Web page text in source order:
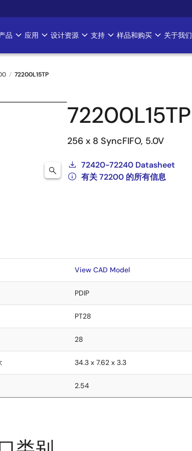
品 应用 设计资源 支持 样品和购买 关于我们
72200L15TP
72200L15TP
256 x 8 SyncFIFO, 5.0V
72420-72240 Datasheet
有关 72200 的所有信息
View CAD Model
PDIP
PT28
28
34.3 x 7.62 x 3.3
2.54